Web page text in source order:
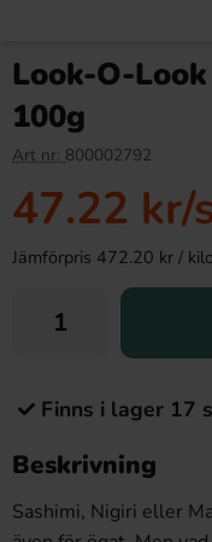
Look-O-
100g
Art nr: 800002792
47.22 kr/
Jämförpris 472.20 kr /
Finns i lager 17
Beskrivning
Sashimi, Nigiri eller